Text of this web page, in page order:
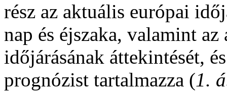
rész az aktuális európai
nap és éjszaka, valamint
időjárásának áttekintését,
prognózist tartalmazza (1.